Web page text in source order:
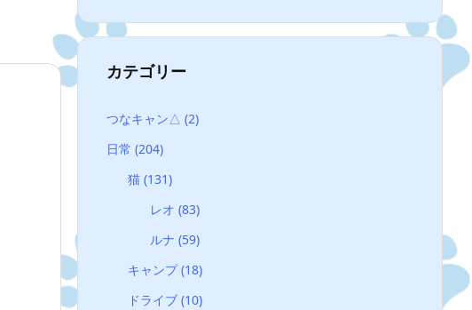
カテゴリー
つなキャン△ (2)
日常 (204)
猫(131)
レオ (83)
ルナ (59)
キャンプ(18)
ドライブ(10)